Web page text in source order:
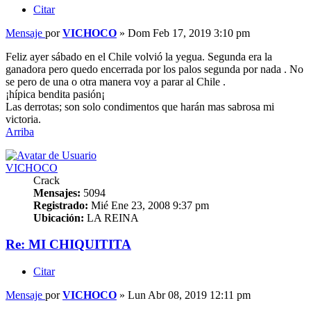
Citar
Mensaje porVICHOCO » Dom Feb 17, 2019 3:10 pm
Feliz ayer sábado en el Chile volvió la yegua. Segunda era la
ganadora pero quedo encerrada por los palos segunda por nada . No
se pero de una o otra manera voy a parar al Chile .
¡hípica bendita pasión¡
Las derrotas; son solo condimentos que harán mas sabrosa mi
victoria.
Arriba
VICHOCO
Crack
Mensajes: 5094
Registrado: Mié Ene 23, 2008 9:37 pm
Ubicación: LA REINA
Re: MI CHIQUITITA
Citar
Mensaje porVICHOCO » Lun Abr 08, 2019 12:11 pm